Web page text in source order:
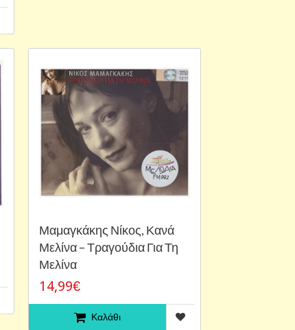
Μαμαγκάκης Νίκος, Κανά
Μελίνα ‎– Τραγούδια Για Τη
Μελίνα
14,99€
Καλάθι